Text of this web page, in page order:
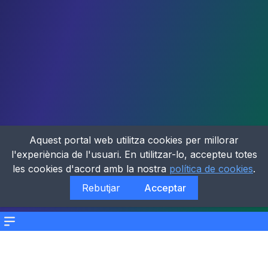
Menu
Aquest portal web utilitza cookies per millorar
l'experiència de l'usuari. En utilitzar-lo, accepteu totes
les cookies d'acord amb la nostra política de cookies.
Rebutjar
Acceptar